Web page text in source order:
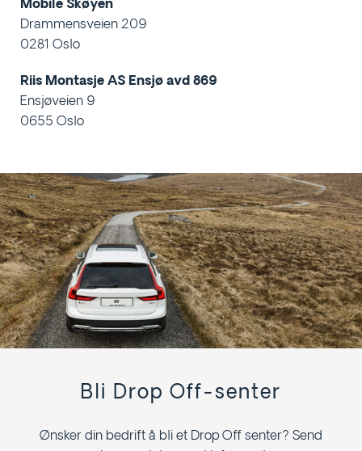
Mobile Skøyen
Drammensveien 209
0281 Oslo
Riis Montasje AS Ensjø avd 869
Ensjøveien 9
0655 Oslo
Bli Drop Off-senter
Ønsker din bedrift å bli et Drop Off senter? Send